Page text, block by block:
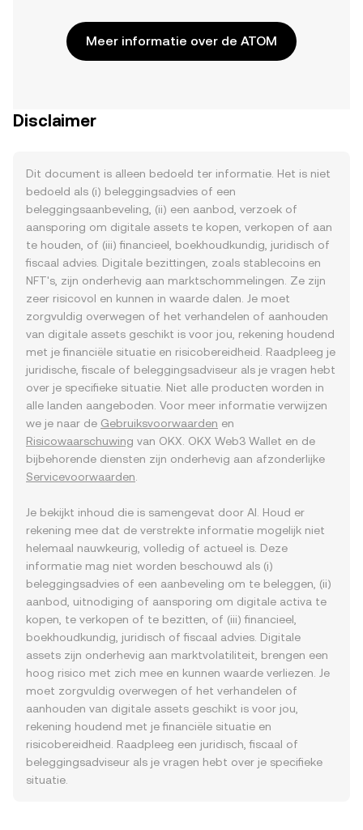
Meer informatie over de ATOM
Disclaimer
Dit document is alleen bedoeld ter informatie. Het is niet
bedoeld als (i) beleggingsadvies of een
beleggingsaanbeveling, (ii) een aanbod, verzoek of
aansporing om digitale assets te kopen, verkopen of aan
te houden, of (iii) financieel, boekhoudkundig, juridisch of
fiscaal advies. Digitale bezittingen, zoals stablecoins en
NFT's, zijn onderhevig aan marktschommelingen. Ze zijn
zeer risicovol en kunnen in waarde dalen. Je moet
zorgvuldig overwegen of het verhandelen of aanhouden
van digitale assets geschikt is voor jou, rekening houdend
met je financiële situatie en risicobereidheid. Raadpleeg je
juridische, fiscale of beleggingsadviseur als je vragen hebt
over je specifieke situatie. Niet alle producten worden in
alle landen aangeboden. Voor meer informatie verwijzen
we je naar de Gebruiksvoorwaarden en
Risicowaarschuwing van OKX. OKX Web3 Wallet en de
bijbehorende diensten zijn onderhevig aan afzonderlijke
Servicevoorwaarden
Je bekijkt inhoud die is samengevat door AI. Houd er
rekening mee dat de verstrekte informatie mogelijk niet
helemaal nauwkeurig, volledig of actueel is. Deze
informatie mag niet worden beschouwd als (i)
beleggingsadvies of een aanbeveling om te beleggen, (ii)
aanbod, uitnodiging of aansporing om digitale activa te
kopen, te verkopen of te bezitten, of (iii) financieel,
boekhoudkundig, juridisch of fiscaal advies. Digitale
assets zijn onderhevig aan marktvolatiliteit, brengen een
hoog risico met zich mee en kunnen waarde verliezen. Je
moet zorgvuldig overwegen of het verhandelen of
aanhouden van digitale assets geschikt is voor jou,
rekening houdend met je financiële situatie en
risicobereidheid. Raadpleeg een juridisch, fiscaal of
beleggingsadviseur als je vragen hebt over je specifieke
situatie.